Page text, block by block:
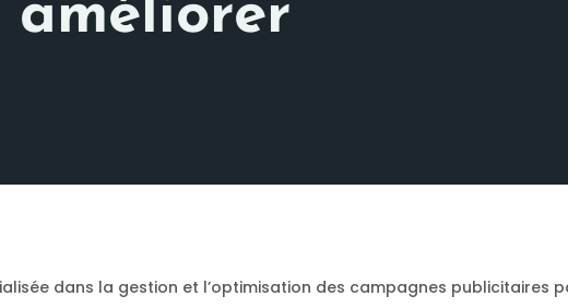
améliorer
dans la gestion et l’optimisation des campagnes publicitaires